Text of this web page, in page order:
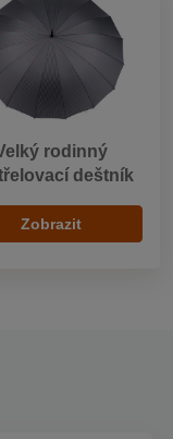
rodinný
deštník
Zobrazit